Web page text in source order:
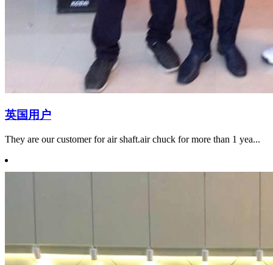
英国用户
They are our customer for air shaft.air chuck for more than 1 yea...